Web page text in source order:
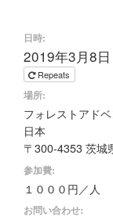
日時:
2019年3月8
Repeats
場所:
フォレストアド
日本
〒300-4353 茨城
参加費:
１０００円／人
お問い合わせ: